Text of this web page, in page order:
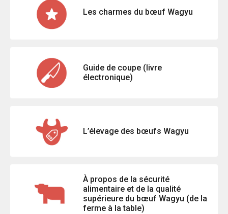
Les charmes du bœuf Wagyu
Guide de coupe (livre
électronique)
L’élevage des bœufs Wagyu
À propos de la sécurité
alimentaire et de la qualité
supérieure du bœuf Wagyu (de la
ferme à la table)